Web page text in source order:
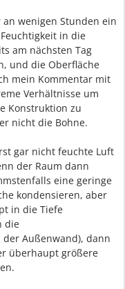
wenigen Stunden ein
in die
am nächsten Tag
und die Oberfläche
mein Kommentar mit
Verhältnisse um
Konstruktion zu
nicht die Bohne.
gar nicht feuchte Luft
der Raum dann
eine geringe
kondensieren, aber
in die Tiefe
die
Außenwand), dann
überhaupt größere